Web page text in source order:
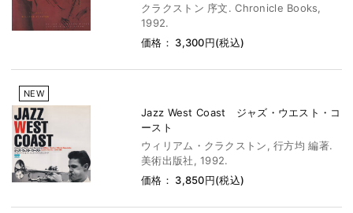
クラクストン 序文. Chronicle Books,
1992.
価格： 3,300円(税込)
NEW
Jazz West Coast ジャズ・ウエスト・コ
ースト
ウィリアム・クラクストン, 行方均 編著.
美術出版社, 1992.
価格： 3,850円(税込)